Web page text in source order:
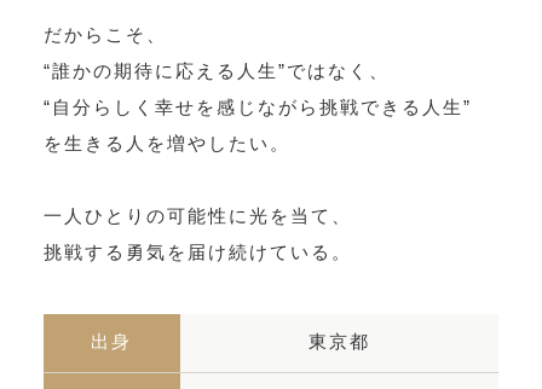
だからこそ、
“誰かの期待に応える人生”ではなく、
“自分らしく幸せを感じながら挑戦できる人生”
を生きる人を増やしたい。
一人ひとりの可能性に光を当て、
挑戦する勇気を届け続けている。
出身 東京都